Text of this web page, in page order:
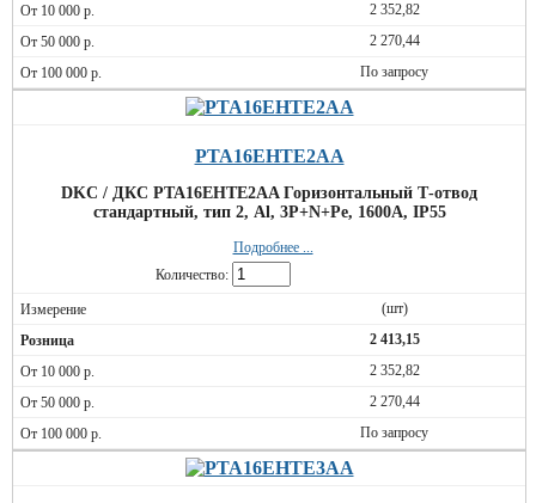
2 352,82
2 270,44
По запросу
PTA16EHTE2AA
DKC / ДКС PTA16EHTE2AA Горизонтальный Т-отвод
стандартный, тип 2, Al, 3P+N+Pe, 1600А, IP55
Подробнее ...
Количество:
(шт)
2 413,15
2 352,82
2 270,44
По запросу